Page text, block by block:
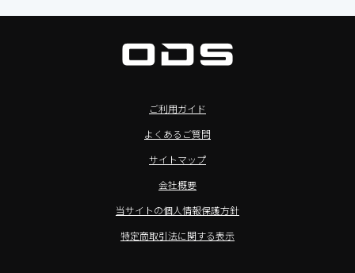
デジタルホワイトボード／電子黒板
BIAMP ／ Apart Audio（バイアンプ）
SpeakerCraft（スピーカークラフト）
AURORA（オーロラ）
>NFCタブレット
>Windowsタブレット
オーディーエスが選ばれる理由
Windows IoT Enterprise LTSC
TA2C-DR9シリーズ_オリジナル機能
TA2C-CS8_カスタマイズメニュー
簡単カスタム設定ツール「EZTools」
ご利用ガイド
よくあるご質問
サイトマップ
会社概要
当サイトの個人情報保護方針
特定商取引法に関する表示